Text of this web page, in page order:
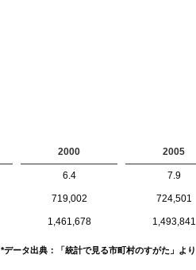
2000 2005
6.4 7.9
719,002 724,501
1,461,678 1,493,841
*データ出典：「統計で見る市町村のすがた」より